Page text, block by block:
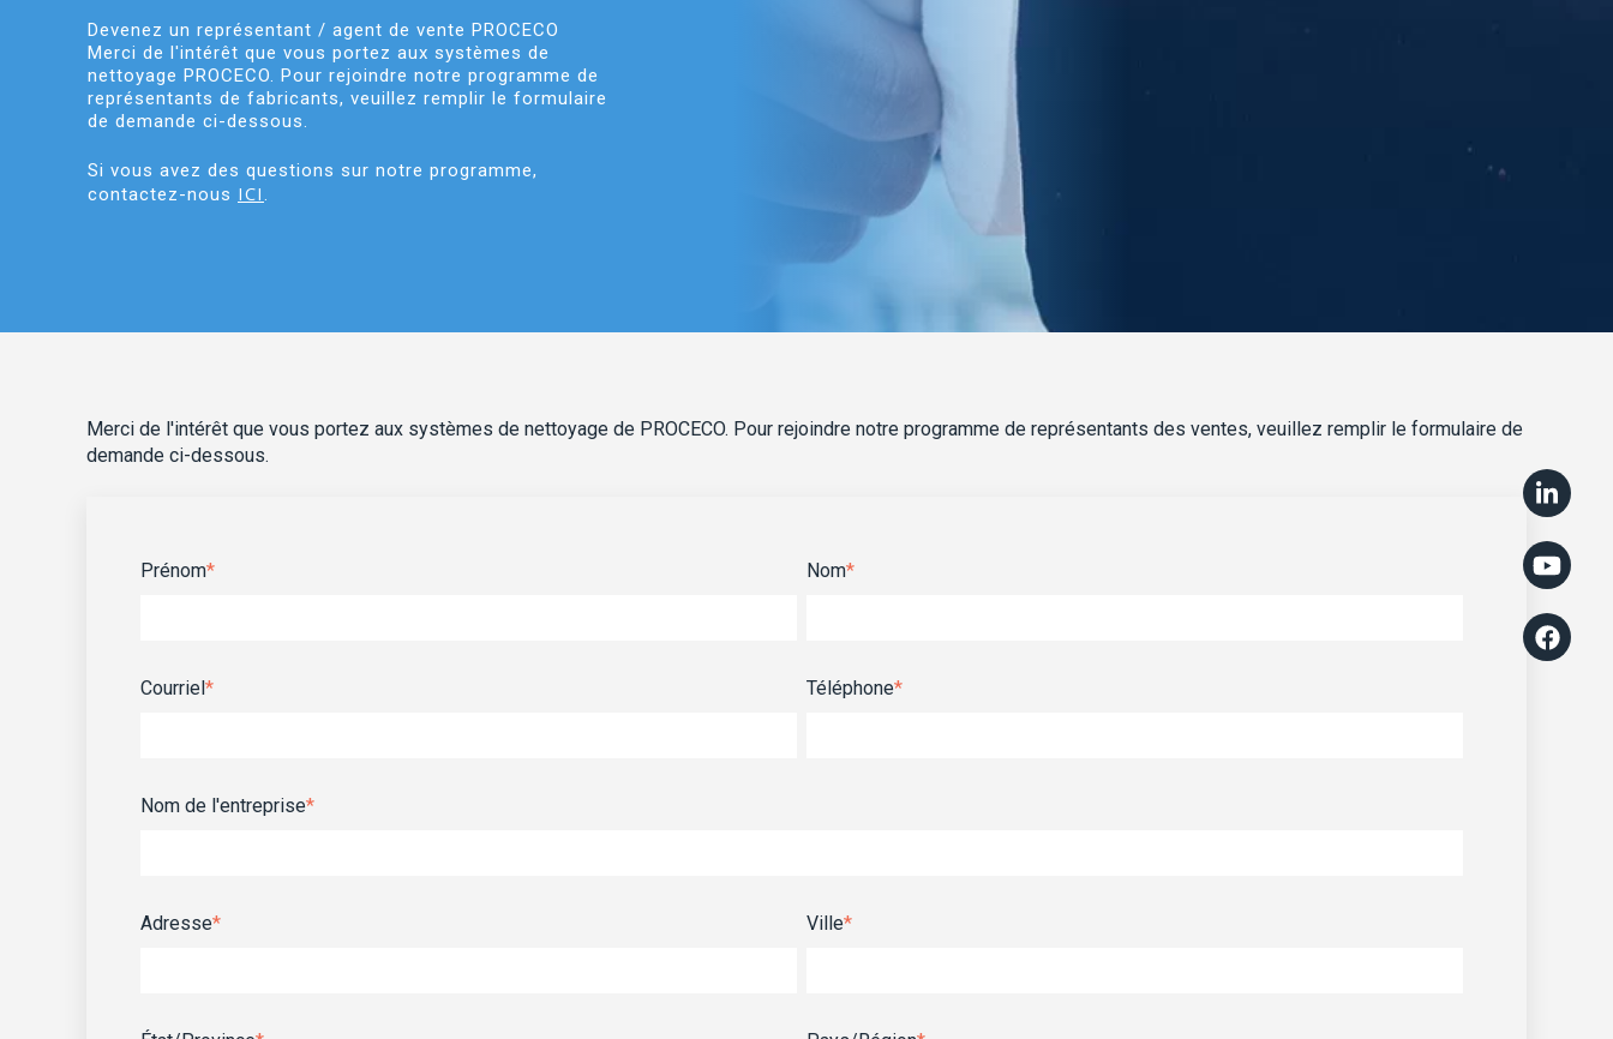
Devenez un représentant / agent de vente PROCECO
Merci de l'intérêt que vous portez aux systèmes de
nettoyage PROCECO. Pour rejoindre notre programme de
représentants de fabricants, veuillez remplir le formulaire
de demande ci-dessous.
Si vous avez des questions sur notre programme,
contactez-nous ICI.
Merci de l'intérêt que vous portez aux systèmes de nettoyage de PROCECO. Pour rejoindre notre programme de représentants des ventes, veuillez remplir le formulaire de
demande ci-dessous.
Prénom* Nom*
Courriel* Téléphone*
Nom de l'entreprise*
Adresse* Ville*